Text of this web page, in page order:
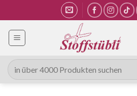
Inhalt
springen
Suche
nach: